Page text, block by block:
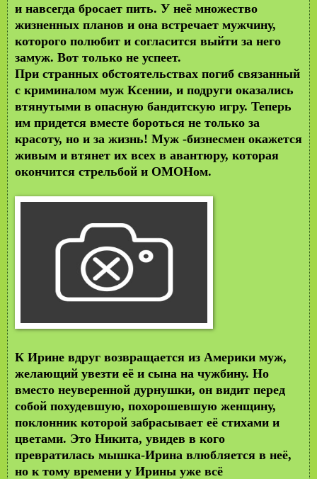
и навсегда бросает пить. У неё множество
жизненных планов и она встречает мужчину,
которого полюбит и согласится выйти за него
замуж. Вот только не успеет.
При странных обстоятельствах погиб связанный
с криминалом муж Ксении, и подруги оказались
втянутыми в опасную бандитскую игру. Теперь
им придется вместе бороться не только за
красоту, но и зa жизнь! Муж -бизнесмен окажется
живым и втянет их всех в авантюру, которая
окончится стрельбой и ОМОНом.
К Ирине вдруг возвращается из Америки муж,
желающий увезти её и сына на чужбину. Но
вместо неуверенной дурнушки, он видит перед
собой похудевшую, похорошевшую женщину,
поклонник которой забрасывает её стихами и
цветами. Это Никита, увидев в кого
превратилась мышка-Ирина влюбляется в неё,
но к тому времени у Ирины уже всё